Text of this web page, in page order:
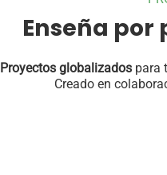
Enseña
Proyectos globalizados para
Creado en